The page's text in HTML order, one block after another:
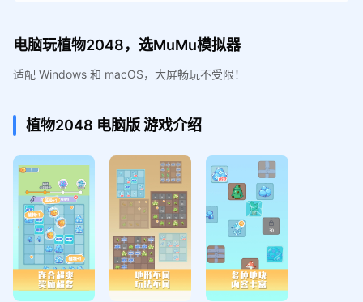
电脑玩植物2048，选MuMu模拟器
适配 Windows 和 macOS，大屏畅玩不受限！
植物2048 电脑版游戏介绍